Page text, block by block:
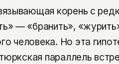
корень с
— «бранить»,
человека. Но эта
параллель